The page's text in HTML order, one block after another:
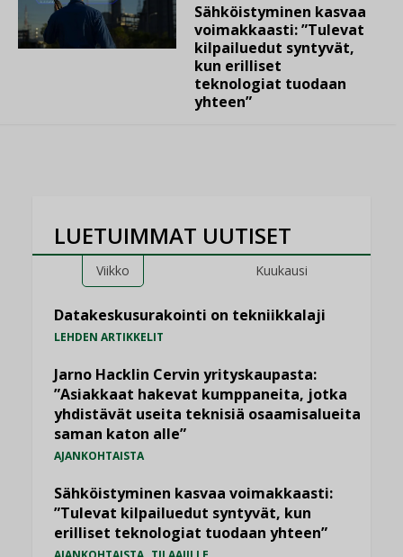
Sähköistyminen kasvaa
voimakkaasti: ”Tulevat
kilpailuedut syntyvät,
kun erilliset
teknologiat tuodaan
yhteen”
LUETUIMMAT UUTISET
Viikko Kuukausi
Datakeskusurakointi on tekniikkalaji
LEHDEN ARTIKKELIT
Jarno Hacklin Cervin yrityskaupasta:
”Asiakkaat hakevat kumppaneita, jotka
yhdistävät useita teknisiä osaamisalueita
saman katon alle”
AJANKOHTAISTA
Sähköistyminen kasvaa voimakkaasti:
”Tulevat kilpailuedut syntyvät, kun
erilliset teknologiat tuodaan yhteen”